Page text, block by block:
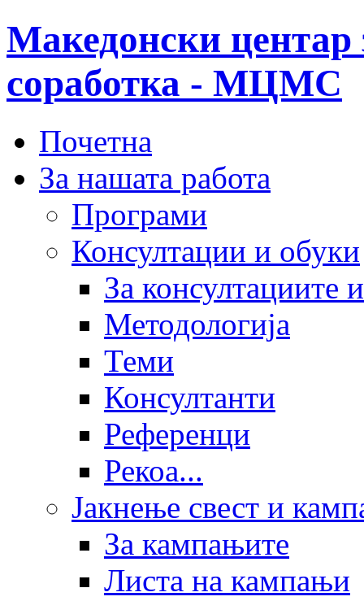
Македонски центар
соработка - МЦМС
Почетна
За нашата работа
Програми
Консултации и обуки
За консултациите
Методологија
Теми
Консултанти
Референци
Рекоа...
Јакнење свест и
За кампањите
Листа на кампањи